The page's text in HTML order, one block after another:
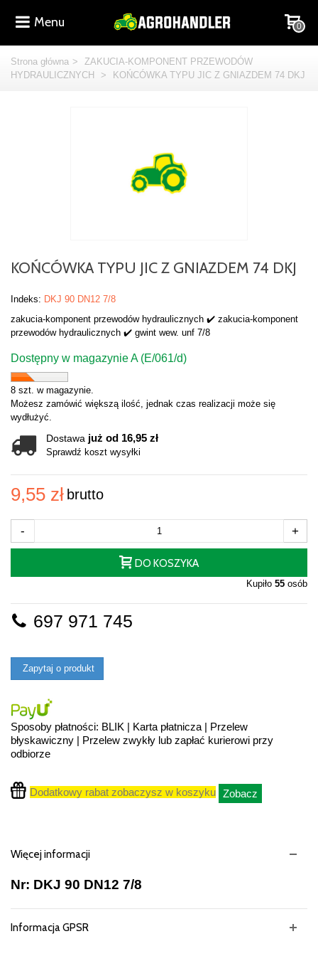
Menu 0
Strona główna >
ZAKUCIA-KOMPONENT PRZEWODÓW
HYDRAULICZNYCH
> KOŃCÓWKA TYPU JIC Z GNIAZDEM 74 DKJ
KOŃCÓWKA TYPU JIC Z GNIAZDEM 74 DKJ
Indeks: DKJ 90 DN12 7/8
zakucia-komponent przewodów hydraulicznych ✔️ zakucia-komponent
przewodów hydraulicznych ✔️ gwint wew. unf 7/8
Dostępny w magazynie A (E/061/d)
8 szt. w magazynie.
Możesz zamówić większą ilość, jednak czas realizacji może się
wydłużyć.
Dostawa już od 16,95 zł
Sprawdź koszt wysyłki
9,55 zł brutto
- +
DO KOSZYKA
Kupiło 55 osób
697 971 745
Zapytaj o produkt
Sposoby płatności: BLIK | Karta płatnicza | Przelew
błyskawiczny | Przelew zwykły lub zapłać kurierowi przy
odbiorze
Dodatkowy rabat zobaczysz w koszyku Zobacz
Więcej informacji
Nr: DKJ 90 DN12 7/8
Informacja GPSR